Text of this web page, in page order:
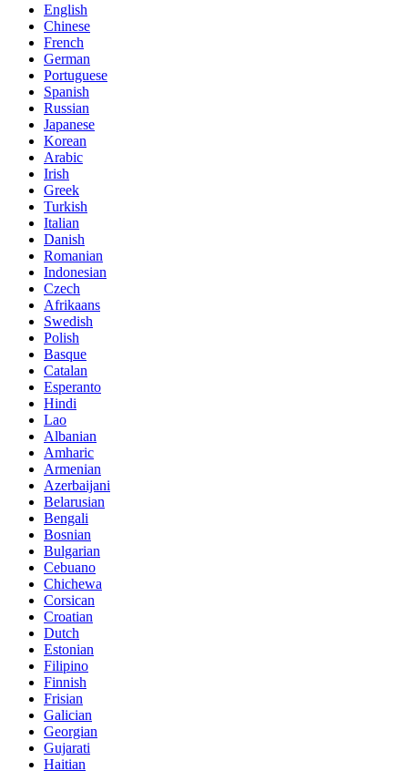
English
Chinese
French
German
Portuguese
Spanish
Russian
Japanese
Korean
Arabic
Irish
Greek
Turkish
Italian
Danish
Romanian
Indonesian
Czech
Afrikaans
Swedish
Polish
Basque
Catalan
Esperanto
Hindi
Lao
Albanian
Amharic
Armenian
Azerbaijani
Belarusian
Bengali
Bosnian
Bulgarian
Cebuano
Chichewa
Corsican
Croatian
Dutch
Estonian
Filipino
Finnish
Frisian
Galician
Georgian
Gujarati
Haitian